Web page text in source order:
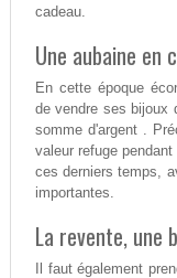
cadeau.
Une aubaine en
En cette époque
de vendre ses bijoux
somme d'argent .
valeur refuge
ces derniers temps,
importantes.
La revente, une
Il faut également